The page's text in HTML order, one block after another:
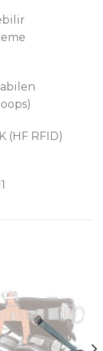
(HF RFID)